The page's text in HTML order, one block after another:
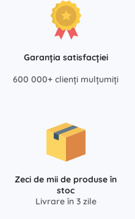
Garanția satisfacției
600 000+ clienți mulțumiți
Zeci de mii de produse în
stoc
Livrare în 3 zile